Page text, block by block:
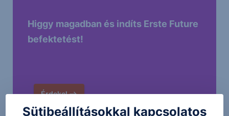
Higgy magadban és indíts Erste Future
befektetést!
Érdekel
Sütibeállításokkal kapcsolatos